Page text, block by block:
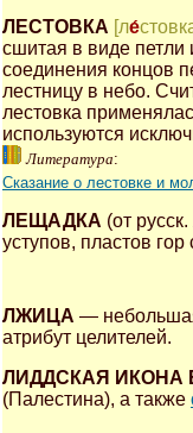
ЛЕСТОВКА [ле́
сшитая в виде
соединения концов
лестницу в небо.
лестовка
используются
Литература:
Сказание о лестовке и
ЛЕЩАДКА (от
уступов, пластов
ЛЖИЦА —
атрибут целителей.
ЛИДДСКАЯ ИКОНА
(Палестина), а также